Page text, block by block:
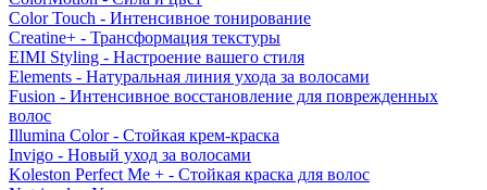
Color Touch - Интенсивное тонирование
Creatine+ - Трансформация текстуры
EIMI Styling - Настроение вашего стиля
Elements - Натуральная линия ухода за волосами
Fusion - Интенсивное восстановление для поврежденных
волос
Illumina Color - Стойкая крем-краска
Invigo - Новый уход за волосами
Koleston Perfect Me + - Стойкая краска для волос